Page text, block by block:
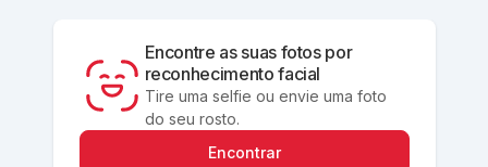
Encontre as suas fotos por
reconhecimento facial
Tire uma selfie ou envie uma foto
do seu rosto.
Encontrar